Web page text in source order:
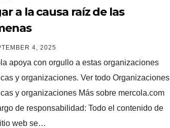
a la causa raíz de las
4, 2025
apoya con orgullo a estas organizaciones
y organizaciones. Ver todo Organizaciones
y organizaciones Más sobre mercola.com
de responsabilidad: Todo el contenido de
web se…